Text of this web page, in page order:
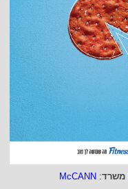
משרד:
McCANN